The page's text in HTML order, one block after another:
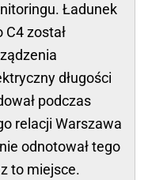
Ładunek
został
długości
podczas
relacji Warszawa
odnotował tego
to miejsce.